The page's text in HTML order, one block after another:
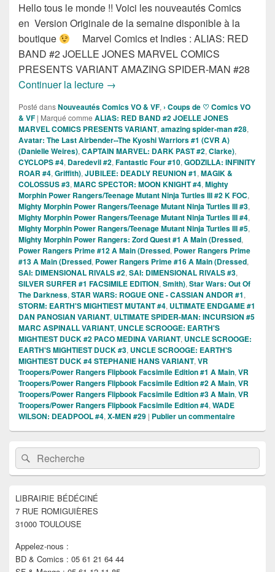
Hello tous le monde !! Voici les nouveautés Comics
en Version Originale de la semaine disponible à la
boutique
Marvel Comics et Indies : ALIAS: RED
BAND #2 JOELLE JONES MARVEL COMICS
PRESENTS VARIANT AMAZING SPIDER-MAN #28
Continuer la lecture Sortie des comics VO Marvel et
→
Posté dansNouveautés Comics VO & VF, › Coups de ♡ Comics VO
& VF | Marqué comme ALIAS: RED BAND #2 JOELLE JONES
MARVEL COMICS PRESENTS VARIANT, amazing spider-man #28,
Avatar: The Last Airbender--The Kyoshi Warriors #1 (CVR A)
(Danielle Weires), CAPTAIN MARVEL: DARK PAST #2, Clarke),
CYCLOPS #4, Daredevil #2, Fantastic Four #10, GODZILLA: INFINITY
ROAR #4, Griffith), JUBILEE: DEADLY REUNION #1, MAGIK &
COLOSSUS #3, MARC SPECTOR: MOON KNIGHT #4, Mighty
Morphin Power Rangers/Teenage Mutant Ninja Turtles III #2 K FOC,
Mighty Morphin Power Rangers/Teenage Mutant Ninja Turtles III #3,
Mighty Morphin Power Rangers/Teenage Mutant Ninja Turtles III #4,
Mighty Morphin Power Rangers/Teenage Mutant Ninja Turtles III #5,
Mighty Morphin Power Rangers: Zord Quest #1 A Main (Dressed,
Power Rangers Prime #12 A Main (Dressed, Power Rangers Prime
#13 A Main (Dressed, Power Rangers Prime #16 A Main (Dressed,
SAI: DIMENSIONAL RIVALS #2, SAI: DIMENSIONAL RIVALS #3,
SILVER SURFER #1 FACSIMILE EDITION, Smith), Star Wars: Out Of
The Darkness, STAR WARS: ROGUE ONE - CASSIAN ANDOR #1,
STORM: EARTH'S MIGHTIEST MUTANT #4, ULTIMATE ENDGAME #1
DAN PANOSIAN VARIANT, ULTIMATE SPIDER-MAN: INCURSION #5
MARC ASPINALL VARIANT, UNCLE SCROOGE: EARTH'S
MIGHTIEST DUCK #2 PACO MEDINA VARIANT, UNCLE SCROOGE:
EARTH'S MIGHTIEST DUCK #3, UNCLE SCROOGE: EARTH'S
MIGHTIEST DUCK #4 STEPHANIE HANS VARIANT, VR
Troopers/Power Rangers Flipbook Facsimile Edition #1 A Main, VR
Troopers/Power Rangers Flipbook Facsimile Edition #2 A Main, VR
Troopers/Power Rangers Flipbook Facsimile Edition #3 A Main, VR
Troopers/Power Rangers Flipbook Facsimile Edition #4, WADE
WILSON: DEADPOOL #4, X-MEN #29 | Publier un commentaire
Zone
principale
de
widget
barre
latérale
Recherche :Rechercher
LIBRAIRIE BÉDÉCINÉ
7 RUE ROMIGUIÈRES
31000 TOULOUSE
Appelez-nous :
BD & Comics : 05 61 21 64 44